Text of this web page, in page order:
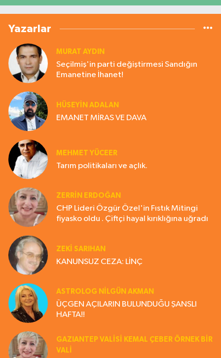
Yazarlar
MURAT AYDIN
Seçilmiş'in parti değiştirmesi Sandığın
Emanetine İhanet!
HÜSEYIN ADALAN
EMANET MİRAS VE DAVA
MEHMET YÜCEER
Tarım politikaları ve açlık.
ZERRIN ERDOĞAN
CHP Lideri Özgür Özel'in Fıstık Mitingi
fiyasko oldu . Çiftçi hayal kırıklığına uğradı
ZEKI SARIHAN
KANUNSUZ CEZA: LİNÇ
ASTROLOG NILGÜN AKMAN
ÜÇGEN AÇILARIN BULUNDUĞU ŞANSLI
HAFTA!!
GAZIANTEP VALISI KEMAL ÇEBER ÖRNEK BİR
VALİ